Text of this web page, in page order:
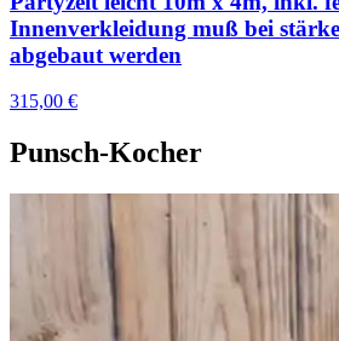
Innenverkleidung muß bei
abgebaut werden
315,00 €
Punsch-Kocher